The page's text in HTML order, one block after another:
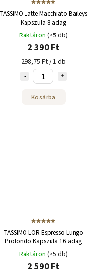
TASSIMO Latte Macchiato Baileys
Kapszula 8 adag
Raktáron (>5 db)
2 390 Ft
298,75 Ft / 1 db
Kosárba
TASSIMO LOR Espresso Lungo
Profondo Kapszula 16 adag
Raktáron (>5 db)
2 590 Ft